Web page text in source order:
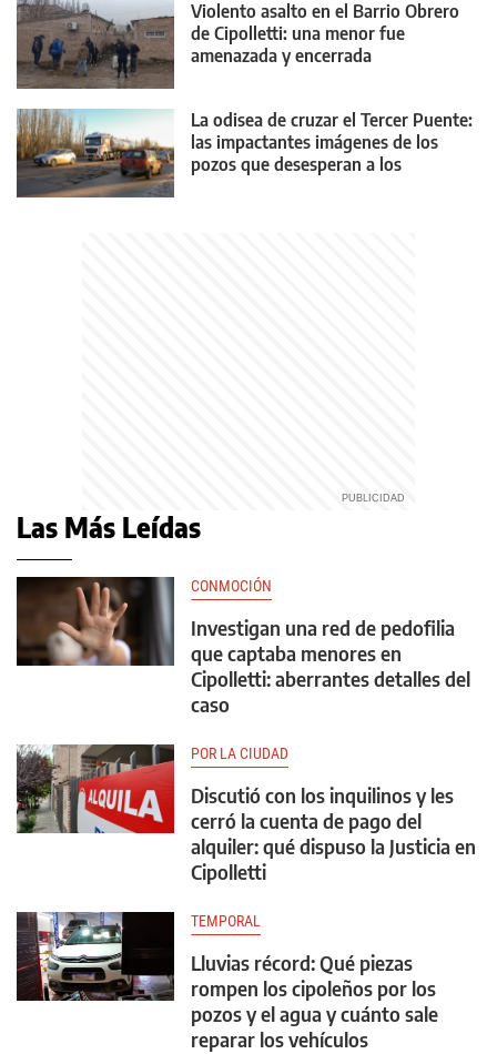
Violento asalto en el Barrio Obrero
de Cipolletti: una menor fue
amenazada y encerrada
La odisea de cruzar el Tercer Puente:
las impactantes imágenes de los
pozos que desesperan a los
Las Más Leídas
CONMOCIÓN
Investigan una red de pedofilia
que captaba menores en
Cipolletti: aberrantes detalles del
caso
POR LA CIUDAD
Discutió con los inquilinos y les
cerró la cuenta de pago del
alquiler: qué dispuso la Justicia en
Cipolletti
TEMPORAL
Lluvias récord: Qué piezas
rompen los cipoleños por los
pozos y el agua y cuánto sale
reparar los vehículos